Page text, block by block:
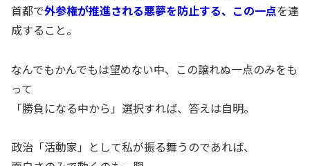
首都で外参権が推進される悪夢を防止する、この一点を達
成すること。
なんでもかんでもは望めない中、この譲れぬ一点のみをも
って
「勝負になる中から」選択すれば、答えは自明。
政治「活動家」として私が振る舞うのであれば、